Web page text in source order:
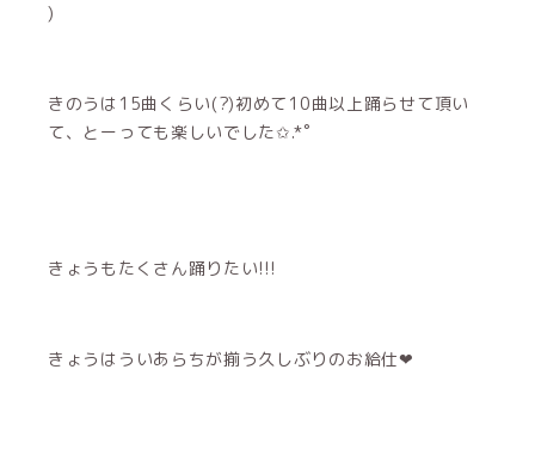
)
きのうは15曲くらい(?)初めて10曲以上踊らせて頂い
て、とーっても楽しいでした✩.*˚
きょうもたくさん踊りたい!!!
きょうはういあらちが揃う久しぶりのお給仕‪‪❤︎‬